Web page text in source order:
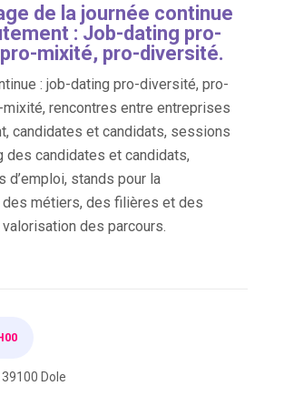
de la journée continue
: Job-dating pro-
mixité, pro-diversité.
: job-dating pro-diversité, pro-
rencontres entre entreprises
candidates et candidats, sessions
des candidates et candidats,
d’emploi, stands pour la
métiers, des filières et des
des parcours.
Dole